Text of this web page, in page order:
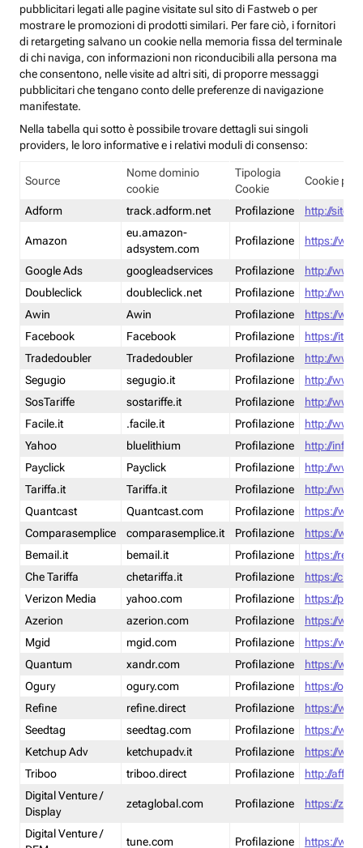
pubblicitari legati alle pagine visitate sul sito di Fastweb o per
mostrare le promozioni di prodotti similari. Per fare ciò, i fornitori
di retargeting salvano un cookie nella memoria fissa del terminale
di chi naviga, con informazioni non riconducibili alla persona ma
che consentono, nelle visite ad altri siti, di proporre messaggi
pubblicitari che tengano conto delle preferenze di navigazione
manifestate.
Nella tabella qui sotto è possibile trovare dettagli sui singoli
providers, le loro informative e i relativi moduli di consenso:
Source
Nome dominio
cookie
Tipologia
Cookie
Cookie
Adform track.adform.net Profilazione http://
Amazon
eu.amazon-
adsystem.com
Profilazione https://
Google Ads googleadservices Profilazione
http://
Doubleclick
doubleclick.net Profilazione
http://
Awin
Awin Profilazione
https://
Facebook
Facebook Profilazione
https://it-
Tradedoubler
Tradedoubler Profilazione
http://
Segugio
segugio.it Profilazione
http://
SosTariffe
sostariffe.it Profilazione
http://
Facile.it
.facile.it Profilazione
http://
Yahoo
bluelithium Profilazione
http://
Payclick
Payclick Profilazione
http://
Tariffa.it
Tariffa.it Profilazione
http://
Quantcast
Quantcast.com Profilazione
https://
Comparasemplice
comparasemplice.it Profilazione
https://
Bemail.it
bemail.it Profilazione
https://
Che Tariffa
chetariffa.it Profilazione
https://
Verizon Media
yahoo.com Profilazione
https://
Azerion
azerion.com Profilazione
https://
Mgid
mgid.com Profilazione
https://
Quantum
xandr.com Profilazione
https://
Ogury
ogury.com Profilazione
https://
Refine
refine.direct Profilazione
https://
Seedtag
seedtag.com Profilazione
https://
Ketchup Adv
ketchupadv.it Profilazione
https://
Triboo
triboo.direct Profilazione
http://
Digital Venture /
Display
zetaglobal.com Profilazione https://
Digital Venture /
tune.com Profilazione https://